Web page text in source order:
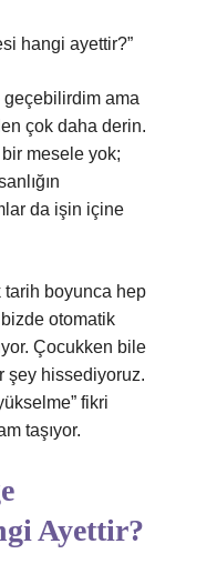
hangi ayettir?”
geçebilirdim ama
çok daha derin.
mesele yok;
da işin içine
tarih boyunca hep
bizde otomatik
Çocukken bile
şey hissediyoruz.
fikri
taşıyor.
Ayettir?